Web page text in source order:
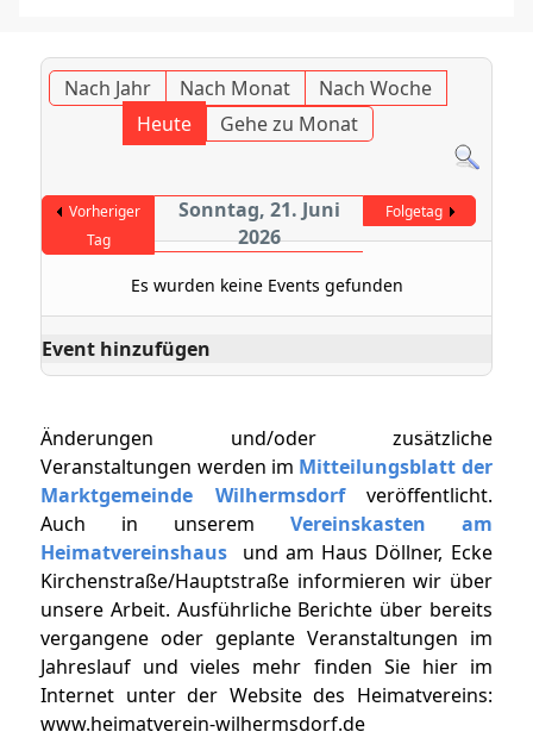
Nach Jahr Nach Monat
Nach Woche
Heute
Gehe zu Monat
Vorheriger
Tag
Sonntag, 21. Juni
2026
Folgetag
Es wurden keine Events gefunden
Event hinzufügen
Änderungen und/oder zusätzliche
Veranstaltungen werden im Mitteilungsblatt der
Marktgemeinde Wilhermsdorf veröffentlicht.
Auch in unserem Vereinskasten am
Heimatvereinshaus
und am Haus Döllner, Ecke
Kirchenstraße/Hauptstraße informieren wir über
unsere Arbeit. Ausführliche Berichte über bereits
vergangene oder geplante Veranstaltungen im
Jahreslauf und vieles mehr finden Sie hier im
Internet unter der Website des Heimatvereins:
www.heimatverein-wilhermsdorf.de